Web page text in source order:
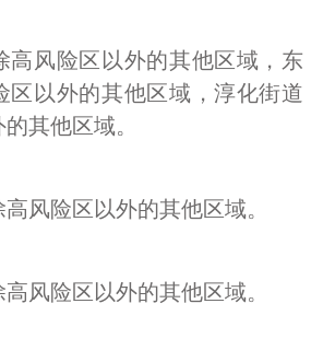
风险区以外的其他区域，东
区以外的其他区域，淳化街道
其他区域。
险区以外的其他区域。
险区以外的其他区域。